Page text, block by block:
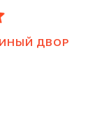
ДВОР